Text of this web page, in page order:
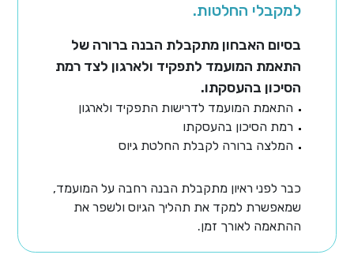
למקבלי החלטות.
בסיום האבחון מתקבלת הבנה ברורה של
התאמת המועמד לתפקיד ולארגון לצד רמת
הסיכון בהעסקתו.
התאמת המועמד לדרישות התפקיד ולארגון
רמת הסיכון בהעסקתו
המלצה ברורה לקבלת החלטת גיוס
כבר לפני ראיון מתקבלת הבנה רחבה על המועמד,
שמאפשרת למקד את תהליך הגיוס ולשפר את
ההתאמה לאורך זמן.